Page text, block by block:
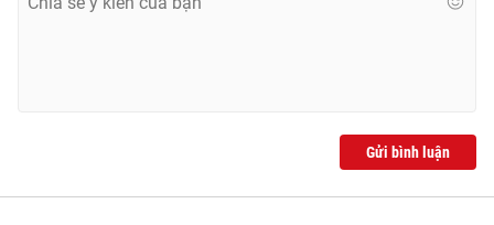
Tổng Biên tập:Vũ Thanh Thủy
Gửi bình luận